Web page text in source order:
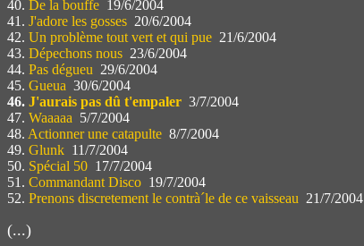
40. De la bouffe 19/6/2004
41. J'adore les gosses 20/6/2004
42. Un problème tout vert et qui pue 21/6/2004
43. Dépechons nous 23/6/2004
44. Pas dégueu 29/6/2004
45. Gueua 30/6/2004
46. J'aurais pas dû t'empaler 3/7/2004
47. Waaaaa 5/7/2004
48. Actionner une catapulte 8/7/2004
49. Glunk 11/7/2004
50. Spécial 50 17/7/2004
51. Commandant Disco 19/7/2004
52. Prenons discretement le contrà´le de ce vaisseau 21/7/2004
(...)